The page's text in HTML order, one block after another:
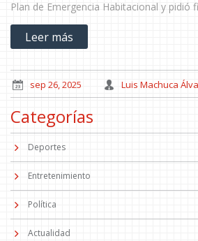
Plan de Emergencia Habitacional y pidió
ministro Montes. Las protestas buscan
compromisos claros.
Leer más
sep 26, 2025 Luis Machuca
Categorías
Deportes
Entretenimiento
Política
Actualidad